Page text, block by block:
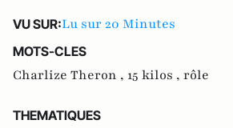
VU SUR:Lu sur 20 Minutes
MOTS-CLES
Charlize Theron , 15 kilos , rôle
THEMATIQUES